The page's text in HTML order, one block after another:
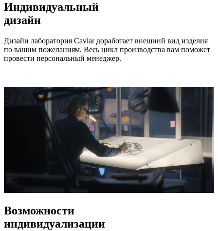
Индивидуальный
дизайн
Дизайн лаборатория Caviar доработает внешний вид изделия
по вашим пожеланиям. Весь цикл производства вам поможет
провести персональный менеджер.
Возможности
индивидуализации